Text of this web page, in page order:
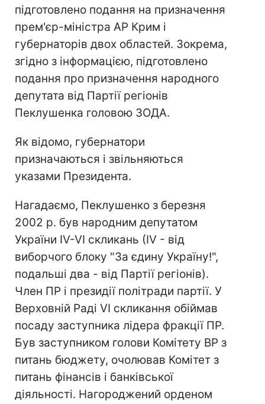
підготовлено подання на призначення
прем'єр-міністра АР Крим і
губернаторів двох областей. Зокрема,
згідно з інформацією, підготовлено
подання про призначення народного
депутата від Партії регіонів
Пеклушенка головою ЗОДА.
Як відомо, губернатори
призначаються і звільняються
указами Президента.
Нагадаємо, Пеклушенко з березня
2002 р. був народним депутатом
України ІV-VI скликань (ІV - від
виборчого блоку "За єдину Україну!",
подальші два - від Партії регіонів).
Член ПР і президії політради партії. У
Верховній Раді VI скликання обіймав
посаду заступника лідера фракції ПР.
Був заступником голови Комітету ВР з
питань бюджету, очолював Комітет з
питань фінансів і банківської
діяльності. Нагороджений орденом